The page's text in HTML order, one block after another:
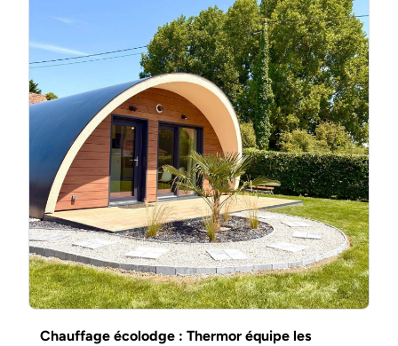
Chauffage écolodge : Thermor équipe les